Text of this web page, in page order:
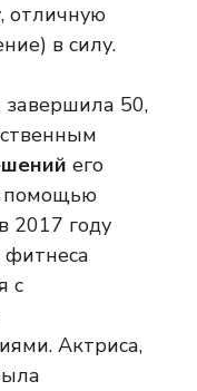
отличную
в силу.
50,
его
помощью
2017 году
фитнеса
с
Актриса,